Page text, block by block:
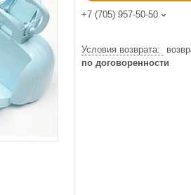
+7 (705) 957-50-50
по договоренности